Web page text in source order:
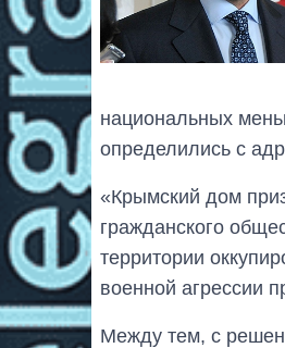
национальных
определились с
«Крымский дом
гражданского
территории
военной агрессии
Между тем, с